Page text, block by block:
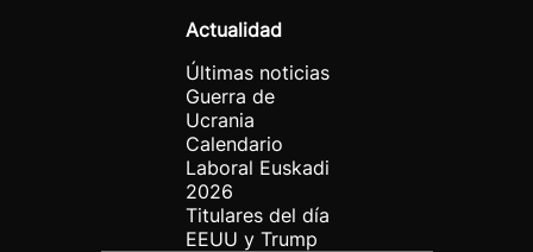
Actualidad
Últimas noticias
Guerra de
Ucrania
Calendario
Laboral Euskadi
2026
Titulares del día
EEUU y Trump